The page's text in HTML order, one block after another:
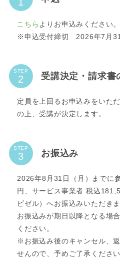
こちらよりお申込みください。
※申込受付締切 2026年7月
STEP
受講決定・請求書
定員を上回るお申込みをいた
の上、受講が決定します。
STEP
お振込み
2026年8月31日（月）までに
円、サービス事業者 税込
ビゼル）へお振込みいただきま
お振込みが期日以降となる場
ください。
※お振込み後のキャンセル、
せんので、予めご了承ください